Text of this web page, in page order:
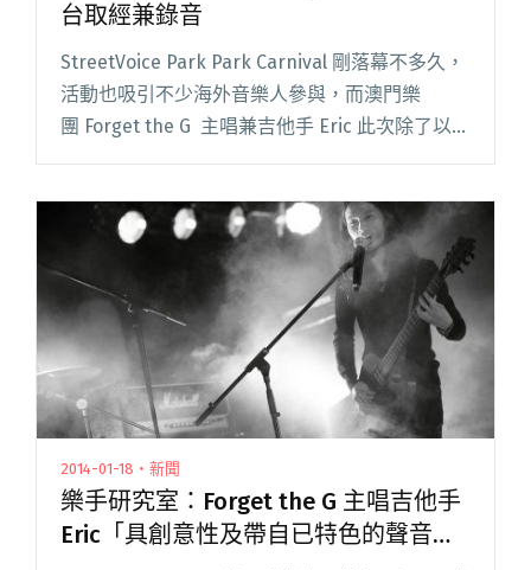
台取經兼錄音
StreetVoice Park Park Carnival 剛落幕不多久，
活動也吸引不少海外音樂人參與，而澳門樂
團 Forget the G 主唱兼吉他手 Eric 此次除了以樂
迷的身份觀賞外，更重要的是為了完成 Forget
G」來台取經兼錄音"
2014-01-18・新聞
樂手研究室：Forget the G 主唱吉他手
Eric「具創意性及帶自已特色的聲音遠